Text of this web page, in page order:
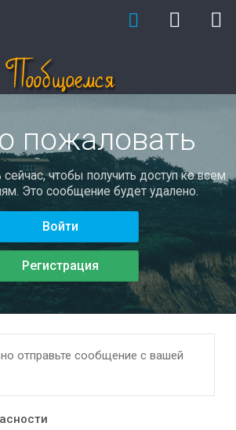
пожаловать
сейчас, чтобы получить доступ ко всем
Это сообщение будет удалено.
Войти
Регистрация
отправьте сообщение с вашей